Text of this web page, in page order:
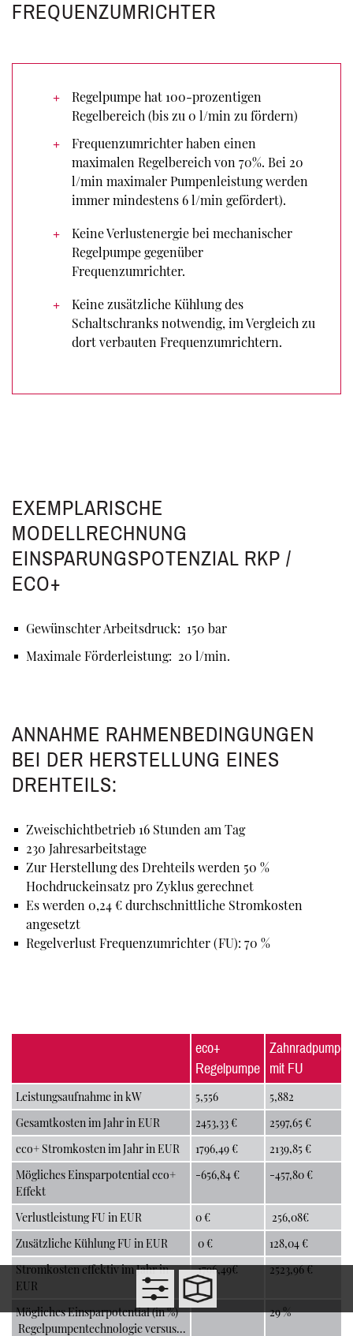
FREQUENZUMRICHTER
Regelpumpe hat 100-prozentigen
Regelbereich (bis zu 0 l/min zu fördern)
Frequenzumrichter haben einen
maximalen Regelbereich von 70%. Bei 20
l/min maximaler Pumpenleistung werden
immer mindestens 6 l/min gefördert).
Keine Verlustenergie bei mechanischer
Regelpumpe gegenüber
Frequenzumrichter.
Keine zusätzliche Kühlung des
Schaltschranks notwendig, im Vergleich zu
dort verbauten Frequenzumrichtern.
EXEMPLARISCHE
MODELLRECHNUNG
EINSPARUNGSPOTENZIAL RKP /
ECO+
Gewünschter Arbeitsdruck: 150 bar
Maximale Förderleistung: 20 l/min.
ANNAHME RAHMENBEDINGUNGEN
BEI DER HERSTELLUNG EINES
DREHTEILS:
Zweischichtbetrieb 16 Stunden am Tag
230 Jahresarbeitstage
Zur Herstellung des Drehteils werden 50 %
Hochdruckeinsatz pro Zyklus gerechnet
Es werden 0,24 € durchschnittliche Stromkosten
angesetzt
Regelverlust Frequenzumrichter (FU): 70 %
eco+
Regelpumpe
Zahnradpumpe
mit FU
Leistungsaufnahme in kW 5,556
5,882
Gesamtkosten im Jahr in EUR
2453,33 €
2597,65 €
eco+ Stromkosten im Jahr in EUR
1796,49 €
2139,85 €
Mögliches Einsparpotential eco+
Effekt
-656,84 € -457,80 €
Verlustleistung FU in EUR 0 €
256,08€
Zusätzliche Kühlung FU in EUR
0 €
128,04 €
Stromkosten effektiv im Jahr in
EUR
1796,49€ 2523,96 €
Mögliches Einsparpotential (in %)
Regelpumpentechnologie versus...
29 %